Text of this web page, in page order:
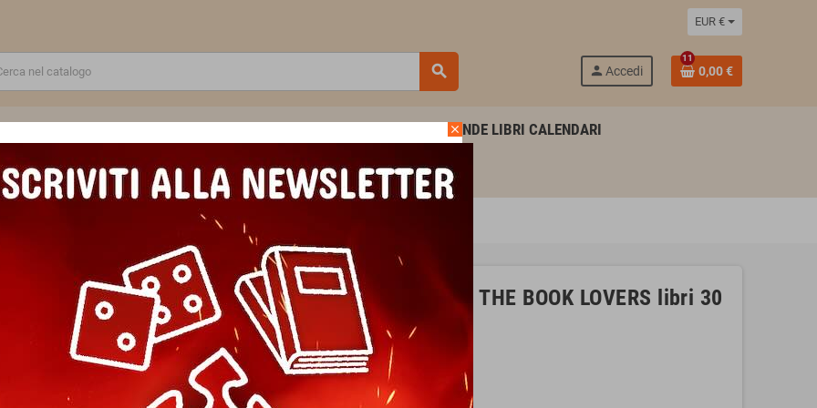
EUR €
search person Accedi
11
0,00 €
AGENDE LIBRI CALENDARI
SCUOLA E TEMPO LIBERO
BOOK LOVERS libri 30 X 29 CM grande
CALENDARIO DA PARETE 2026 legami THE BOOK LOVERS libri 30
X 29 CM grande
Marca
Legami
Riferimento
8052694033392
EAN13
8052694033392
close